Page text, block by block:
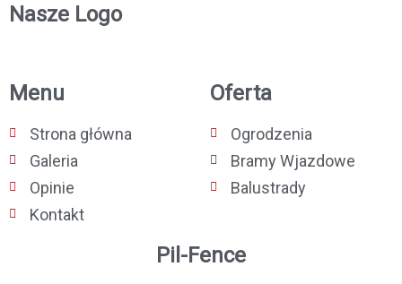
Nasze Logo
Menu
Strona główna
Galeria
Opinie
Kontakt
Oferta
Ogrodzenia
Bramy Wjazdowe
Balustrady
Pil-Fence